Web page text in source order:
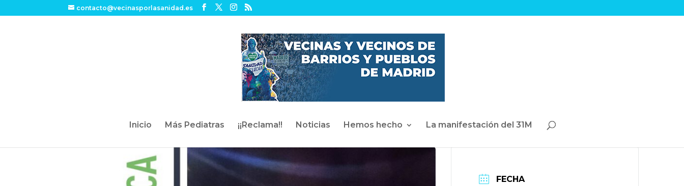
contacto@vecinasporlasanidad.es
Inicio Más Pediatras ¡¡Reclama!! Noticias Hemos hecho La manifestación del 31M
FECHA